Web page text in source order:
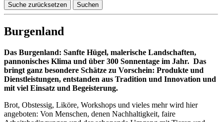
Suche zurücksetzen Suchen
Burgenland
Das Burgenland: Sanfte Hügel, malerische Landschaften,
pannonisches Klima und über 300 Sonnentage im Jahr. Das
bringt ganz besondere Schätze zu Vorschein: Produkte und
Dienstleistungen, entstanden aus Tradition und Innovation und
mit viel Einsatz und Begeisterung.
Brot, Obstessig, Liköre, Workshops und vieles mehr wird hier
angeboten: Von Menschen, denen Nachhaltigkeit, faire